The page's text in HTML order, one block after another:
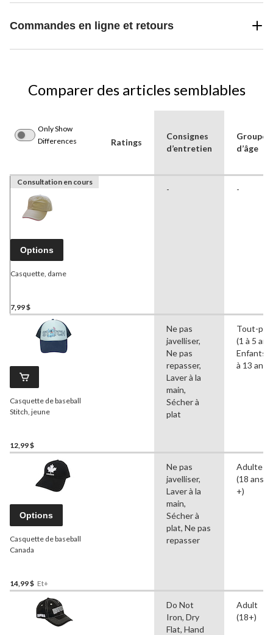
Commandes en ligne et retours
Comparer des articles semblables
Only Show
Differences
Ratings
Consignes
d’entretien
d’âge
Consultation en cours
Options
Casquette, dame
7,99 $
- -
Casquette de baseball
Stitch, jeune
12,99 $
Ne pas
javelliser,
Ne pas
repasser,
Laver à la
main,
Sécher à
plat
Tout-
(1 à 5
Enfants
à 13 ans)
Options
Casquette de baseball
Canada
14,99 $ Et+
Ne pas
javelliser,
Laver à la
main,
Sécher à
plat, Ne pas
repasser
Adultes
(18 ans
+)
Do Not
Iron, Dry
Flat, Hand
Adult
(18+)